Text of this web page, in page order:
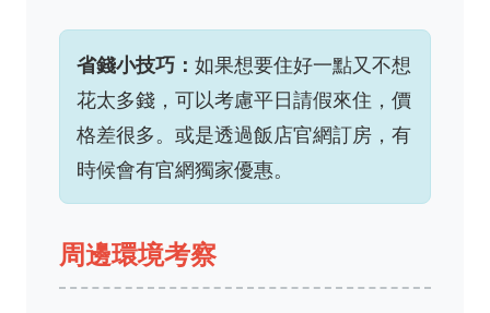
省錢小技巧： 如果想要住好一點又不想
花太多錢，可以考慮平日請假來住，價
格差很多。或是透過飯店官網訂房，有
時候會有官網獨家優惠。
周邊環境考察